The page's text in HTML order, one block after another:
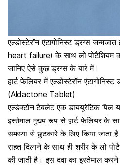
एल्डोस्टेरॉन एंटागोनिस्ट ड्रग्सजन्मजात
heart failure) के साथ लो पोटैशियम
जानिए ऐसे कुछ ड्रग्स के बारे में।
हार्ट फेलियर में एल्डोस्टेरॉन
(Aldactone Tablet)
एल्डेक्टोन टैबलेट एक डाययूरेटिक पिल
इस्तेमाल मुख्य रूप से हार्ट फेलियर के
समस्या से छुटकारे के लिए किया जाता
राहत दिलाने के साथ ही शरीर के लो
की जाती है। इस दवा का इस्तेमाल